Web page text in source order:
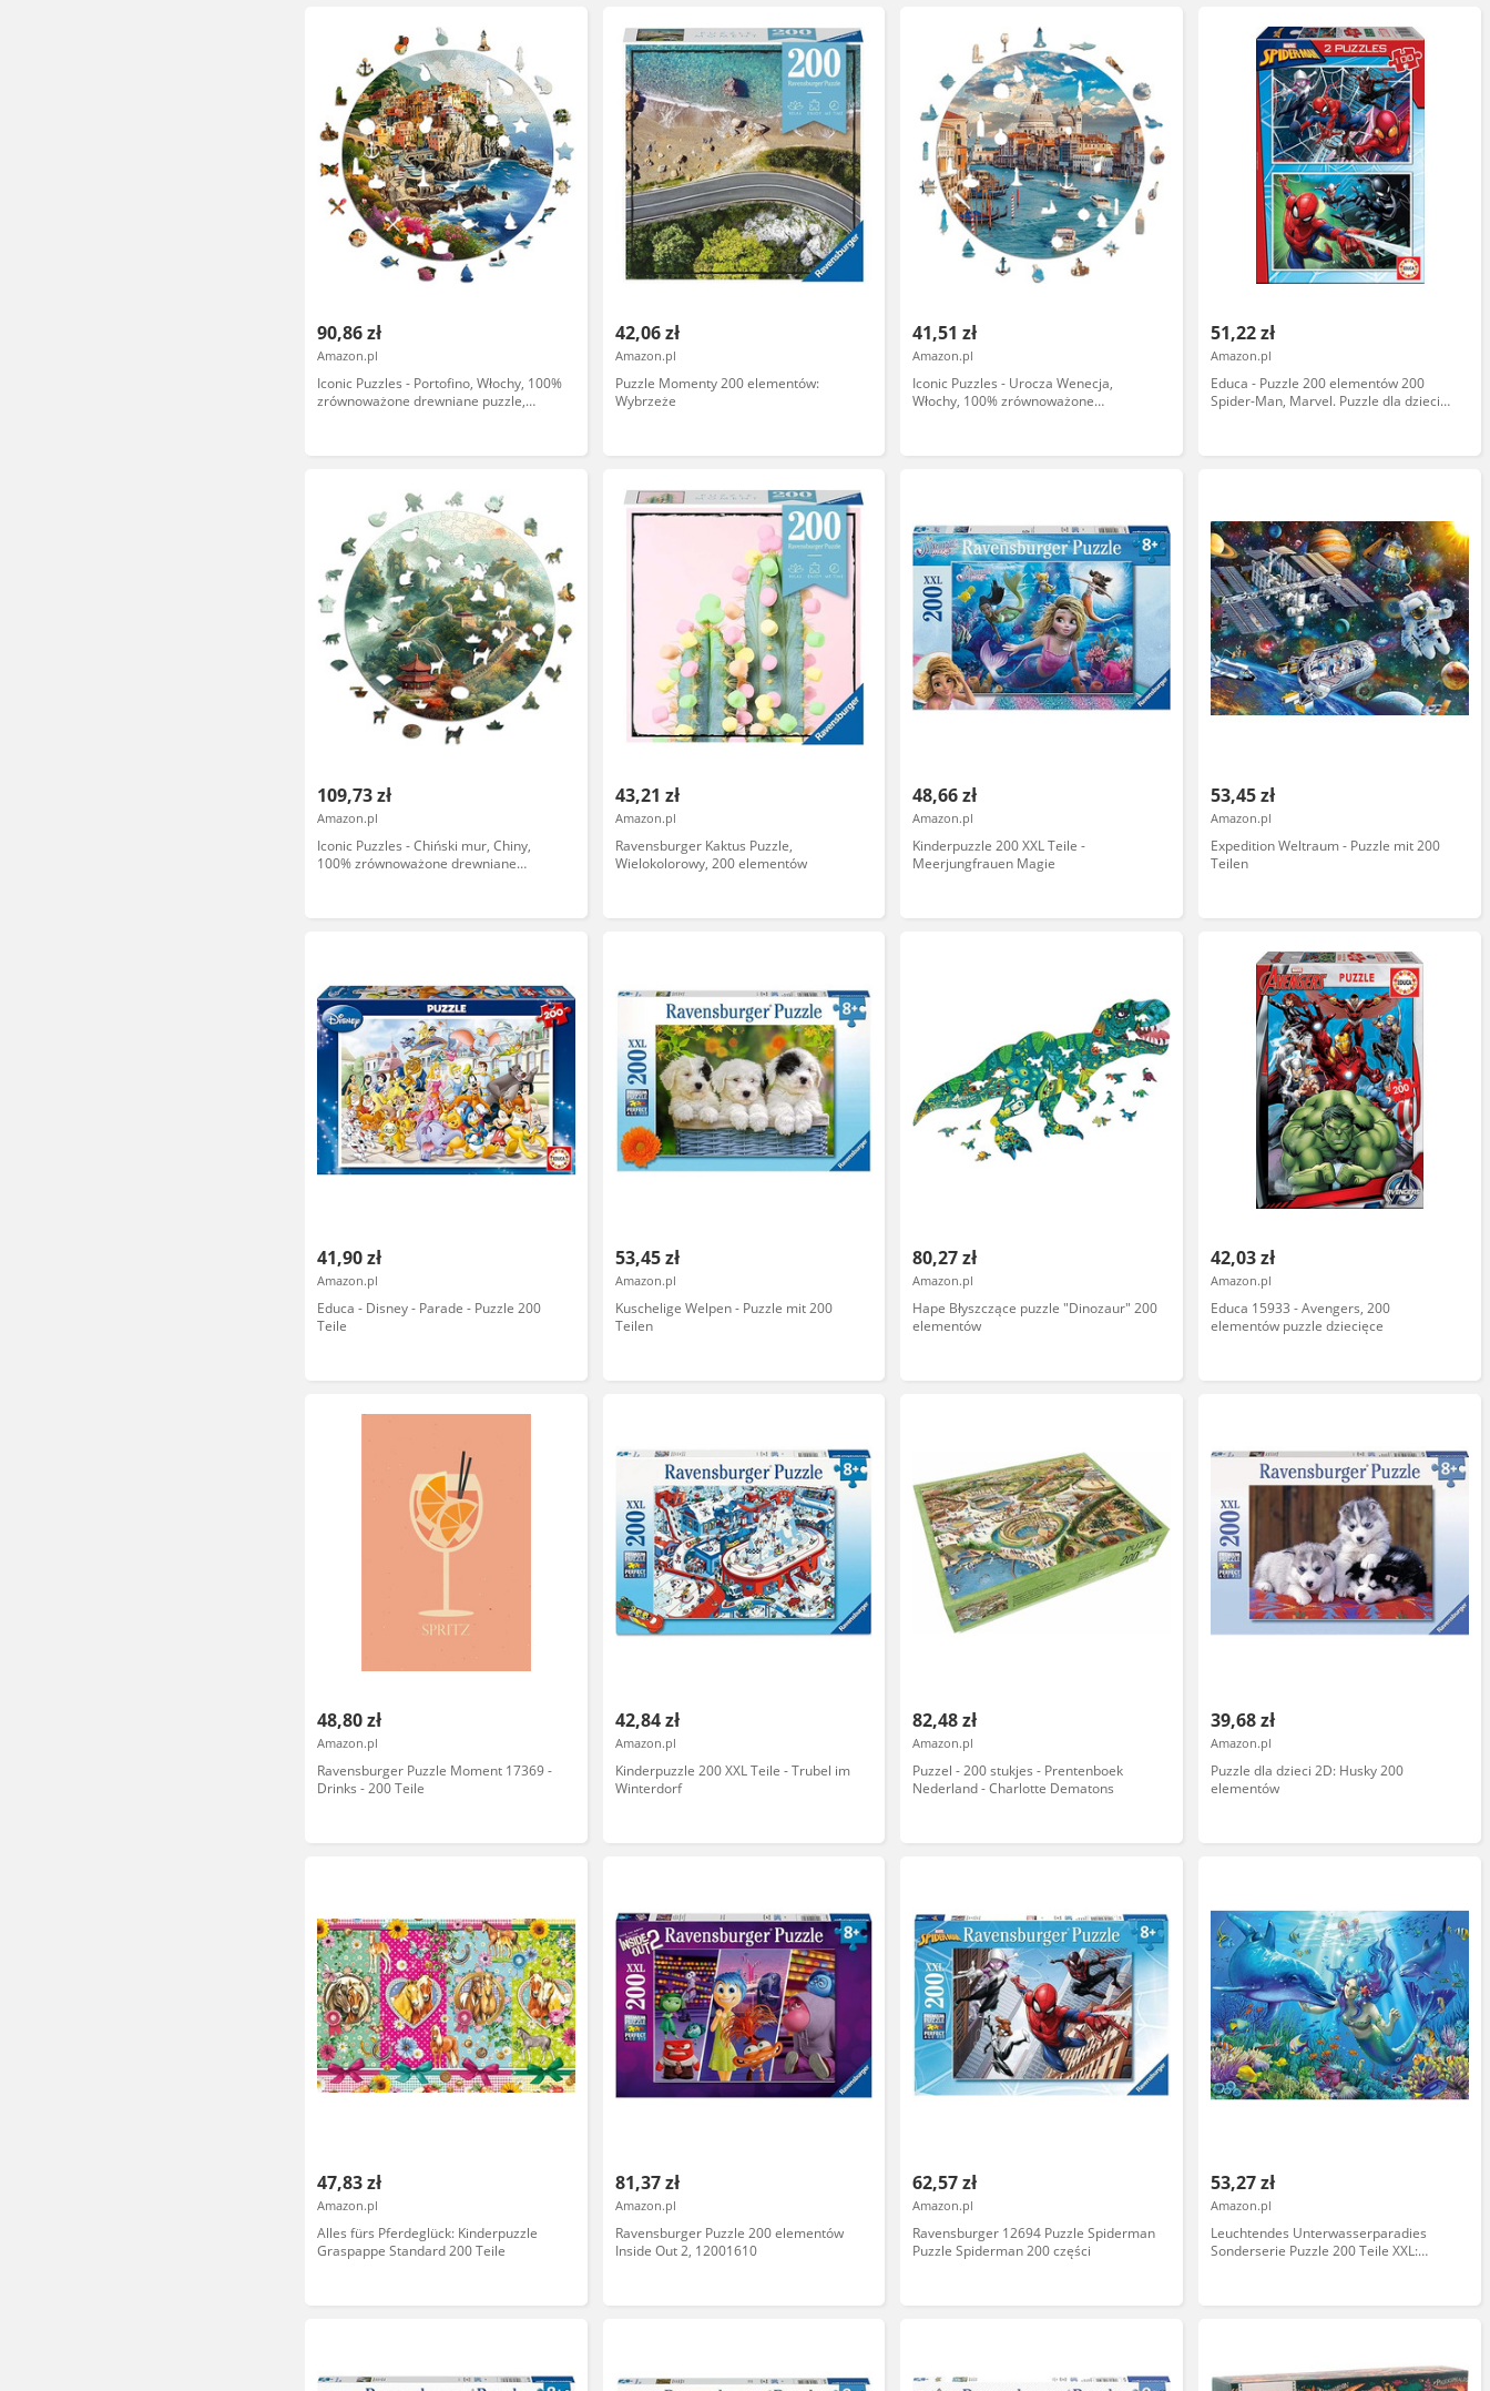
90,86 zł
Amazon.pl
Iconic Puzzles - Portofino, Włochy, 100%
zrównoważone drewniane puzzle,
42,06 zł
Amazon.pl
Puzzle Momenty 200 elementów:
Wybrzeże
41,51 zł
Amazon.pl
Iconic Puzzles - Urocza Wenecja,
Włochy, 100% zrównoważone
51,22 zł
Amazon.pl
Educa - Puzzle 200 elementów 200
Spider-Man, Marvel. Puzzle dla dzieci
109,73 zł
Amazon.pl
Iconic Puzzles - Chiński mur, Chiny,
100% zrównoważone drewniane
43,21 zł
Amazon.pl
Ravensburger Kaktus Puzzle,
Wielokolorowy, 200 elementów
48,66 zł
Amazon.pl
Kinderpuzzle 200 XXL Teile -
Meerjungfrauen Magie
53,45 zł
Amazon.pl
Expedition Weltraum - Puzzle mit 200
Teilen
41,90 zł
Amazon.pl
Educa - Disney - Parade - Puzzle 200
Teile
53,45 zł
Amazon.pl
Kuschelige Welpen - Puzzle mit 200
Teilen
80,27 zł
Amazon.pl
Hape Błyszczące puzzle "Dinozaur" 200
elementów
42,03 zł
Amazon.pl
Educa 15933 - Avengers, 200
elementów puzzle dziecięce
48,80 zł
Amazon.pl
Ravensburger Puzzle Moment 17369 -
Drinks - 200 Teile
42,84 zł
Amazon.pl
Kinderpuzzle 200 XXL Teile - Trubel im
Winterdorf
82,48 zł
Amazon.pl
Puzzel - 200 stukjes - Prentenboek
Nederland - Charlotte Dematons
39,68 zł
Amazon.pl
Puzzle dla dzieci 2D: Husky 200
elementów
47,83 zł
Amazon.pl
Alles fürs Pferdeglück: Kinderpuzzle
Graspappe Standard 200 Teile
81,37 zł
Amazon.pl
Ravensburger Puzzle 200 elementów
Inside Out 2, 12001610
62,57 zł
Amazon.pl
Ravensburger 12694 Puzzle Spiderman
Puzzle Spiderman 200 części
53,27 zł
Amazon.pl
Leuchtendes Unterwasserparadies
Sonderserie Puzzle 200 Teile XXL: